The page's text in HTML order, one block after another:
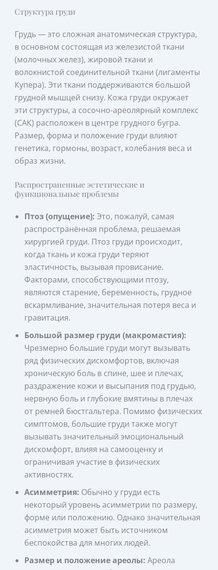
Структура груди
Грудь — это сложная анатомическая структура,
в основном состоящая из железистой ткани
(молочных желез), жировой ткани и
волокнистой соединительной ткани (лигаменты
Купера). Эти ткани поддерживаются большой
грудной мышцей снизу. Кожа груди окружает
эти структуры, а сосочно-ареолярный комплекс
(САК) расположен в центре грудного бугра.
Размер, форма и положение груди влияют
генетика, гормоны, возраст, колебания веса и
образ жизни.
Распространенные эстетические и
функциональные проблемы
Птоз (опущение): Это, пожалуй, самая
распространённая проблема, решаемая
хирургией груди. Птоз груди происходит,
когда ткань и кожа груди теряют
эластичность, вызывая провисание.
Факторами, способствующими птозу,
являются старение, беременность, грудное
вскармливание, значительная потеря веса и
гравитация.
Большой размер груди (макромастия):
Чрезмерно большие груди могут вызывать
ряд физических дискомфортов, включая
хроническую боль в спине, шее и плечах,
раздражение кожи и высыпания под грудью,
нервную боль и глубокие вмятины в плечах
от ремней бюстгальтера. Помимо физических
симптомов, большие груди также могут
вызывать значительный эмоциональный
дискомфорт, влияя на самооценку и
ограничивая участие в физических
активностях.
Асимметрия: Обычно у груди есть
некоторый уровень асимметрии по размеру,
форме или положению. Однако значительная
асимметрия может быть источником
беспокойства для многих людей.
Размер и положение ареолы: Ареола